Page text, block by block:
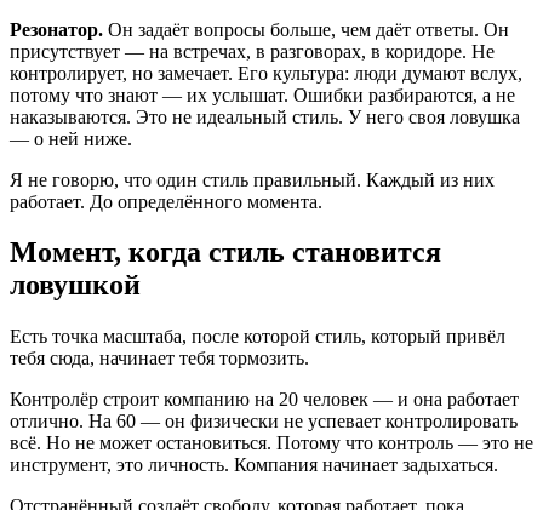
Резонатор. Он задаёт вопросы больше, чем даёт ответы. Он
присутствует — на встречах, в разговорах, в коридоре. Не
контролирует, но замечает. Его культура: люди думают вслух,
потому что знают — их услышат. Ошибки разбираются, а не
наказываются. Это не идеальный стиль. У него своя ловушка
— о ней ниже.
Я не говорю, что один стиль правильный. Каждый из них
работает. До определённого момента.
Момент, когда стиль становится
ловушкой
Есть точка масштаба, после которой стиль, который привёл
тебя сюда, начинает тебя тормозить.
Контролёр строит компанию на 20 человек — и она работает
отлично. На 60 — он физически не успевает контролировать
всё. Но не может остановиться. Потому что контроль — это не
инструмент, это личность. Компания начинает задыхаться.